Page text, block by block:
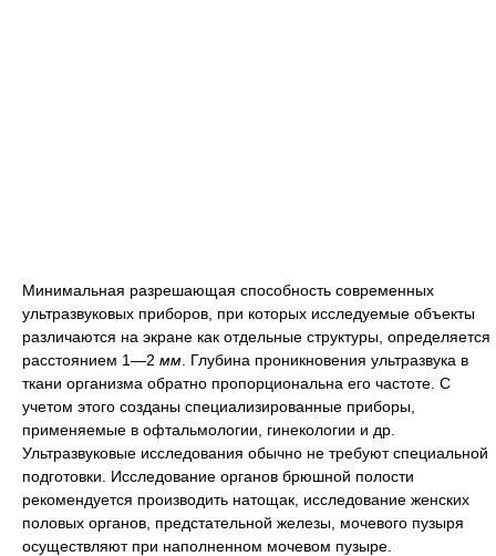
Минимальная разрешающая способность современных
ультразвуковых приборов, при которых исследуемые объекты
различаются на экране как отдельные структуры, определяется
расстоянием 1—2 мм . Глубина проникновения ультразвука в
ткани организма обратно пропорциональна его частоте. С
учетом этого созданы специализированные приборы,
применяемые в офтальмологии, гинекологии и др.
Ультразвуковые исследования обычно не требуют специальной
подготовки. Исследование органов брюшной полости
рекомендуется производить натощак, исследование женских
половых органов, предстательной железы, мочевого пузыря
осуществляют при наполненном мочевом пузыре.